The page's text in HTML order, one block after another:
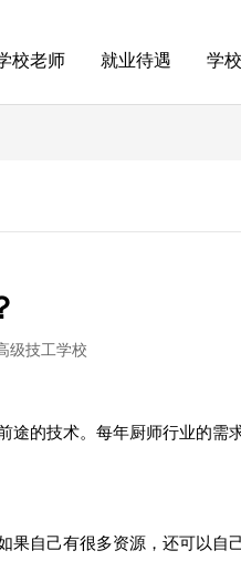
校老师 就业待遇 学
级技工学校
的技术。每年厨师行业的需
自己有很多资源，还可以自